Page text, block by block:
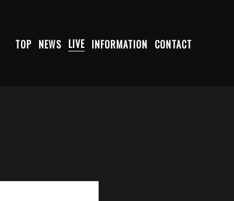
TOP NEWS LIVE INFORMATION CONTACT